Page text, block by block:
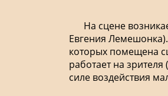
На сцене
Евгения
которых помещена
работает на
силе воздействия